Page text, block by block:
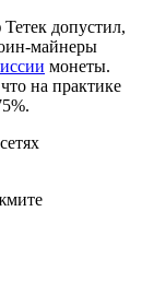
допустил,
майнеры
монеты.
на практике